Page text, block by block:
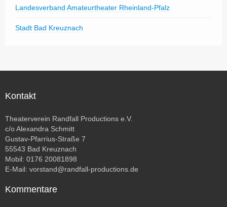
Landesverband Amateurtheater Rheinland-Pfalz
Stadt Bad Kreuznach
Kontakt
Theaterverein Randfall Productions e.V.
c/o Alexandra Schmitt
Gustav-Pfarrius-Straße 7
55543 Bad Kreuznach
Mobil: 0176 20081898
E-Mail: vorstand@randfall-productions.de
Kommentare